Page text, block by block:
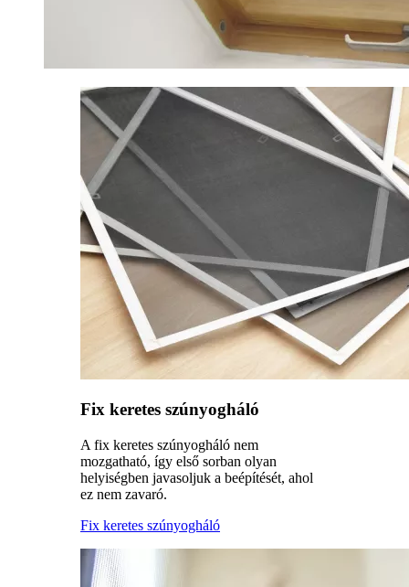
Fix keretes szúnyogháló
A fix keretes szúnyogháló nem
mozgatható, így első sorban olyan
helyiségben javasoljuk a beépítését, ahol
ez nem zavaró.
Fix keretes szúnyogháló